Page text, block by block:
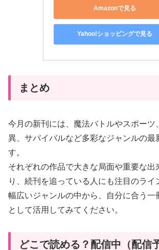
Amazonで見る
Yahoo!ショッピングで見る
まとめ
今月の新刊には、魔法バトルやスポーツ
異、サバイバルなど多彩なジャンルの最
す。
それぞれの作品で大きな局面や重要な出
り、続刊を追っている人にも注目のライ
幅広いジャンルの中から、自分に合う一
として活用してみてください。
どこで読める？配信中（配信